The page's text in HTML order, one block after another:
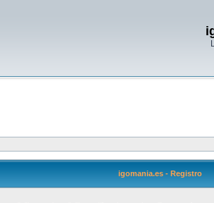
igomania.es - Registro